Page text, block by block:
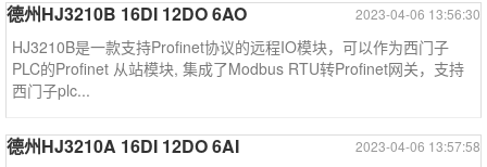
2023-04-06 13:56:30
德州HJ3210B 16DI 12DO 6AO
HJ3210B是一款支持Profinet协议的远程IO模块，可以作为西门子
PLC的Profinet 从站模块, 集成了Modbus RTU转Profinet网关，支持
西门子plc...
2023-04-06 13:57:58
德州HJ3210A 16DI 12DO 6AI